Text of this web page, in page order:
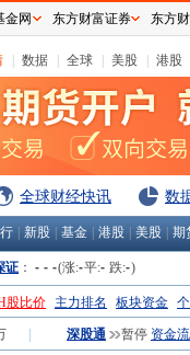
数据 全球 美股 港股
全球财经快讯 数
新股 基金 港股 美股 期
证 ： - - -(涨:-平:- 跌:-)
股比价 主力排名 板块资金
深股通 暂停 资金
金网 东方财富证券 东方